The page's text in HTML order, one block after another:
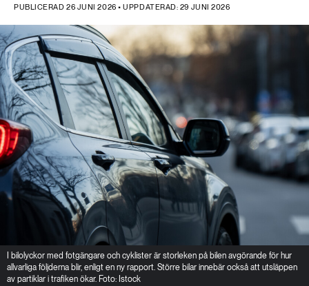
PUBLICERAD 26 JUNI 2026 • UPPDATERAD: 29 JUNI 2026
I bilolyckor med fotgängare och cyklister är storleken på bilen avgörande för hur
allvarliga följderna blir, enligt en ny rapport. Större bilar innebär också att utsläppen
av partiklar i trafiken ökar. Foto: Istock